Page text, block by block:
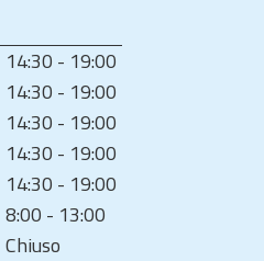
14:30 - 19:00
14:30 - 19:00
14:30 - 19:00
14:30 - 19:00
14:30 - 19:00
8:00 - 13:00
Chiuso